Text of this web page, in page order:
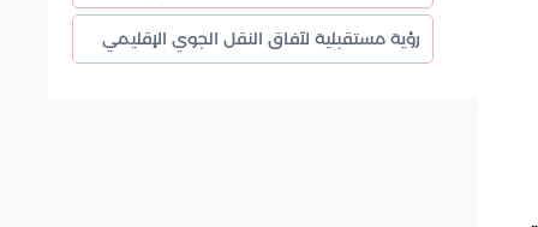
رؤية مستقبلية لآفاق النقل الجوي الإقليمي